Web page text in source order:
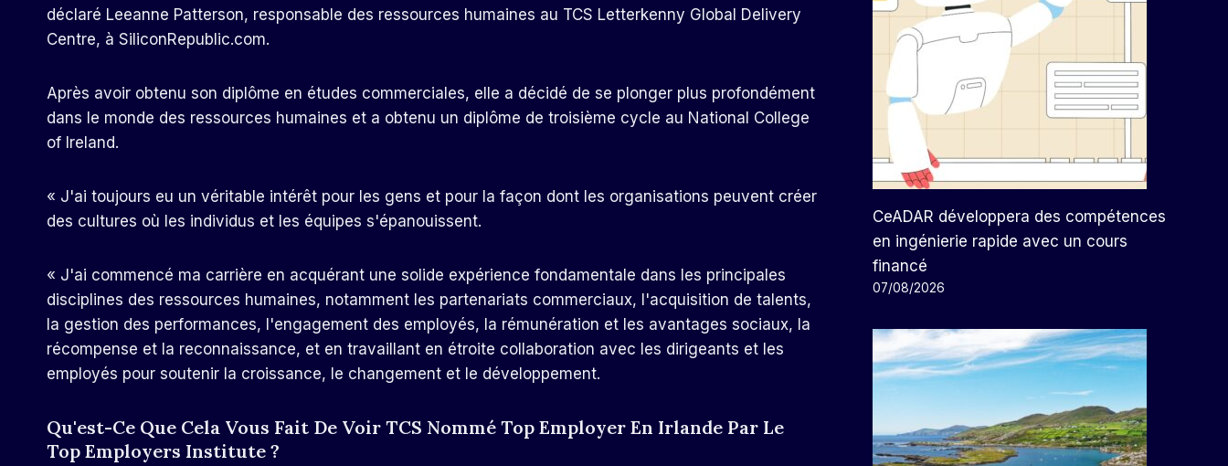
déclaré Leeanne Patterson, responsable des ressources humaines au TCS Letterkenny Global Delivery
Centre, à SiliconRepublic.com.
Après avoir obtenu son diplôme en études commerciales, elle a décidé de se plonger plus profondément
dans le monde des ressources humaines et a obtenu un diplôme de troisième cycle au National College
of Ireland.
« J'ai toujours eu un véritable intérêt pour les gens et pour la façon dont les organisations peuvent créer
des cultures où les individus et les équipes s'épanouissent.
« J'ai commencé ma carrière en acquérant une solide expérience fondamentale dans les principales
disciplines des ressources humaines, notamment les partenariats commerciaux, l'acquisition de talents,
la gestion des performances, l'engagement des employés, la rémunération et les avantages sociaux, la
récompense et la reconnaissance, et en travaillant en étroite collaboration avec les dirigeants et les
employés pour soutenir la croissance, le changement et le développement.
Qu'est-Ce Que Cela Vous Fait De Voir TCS Nommé Top Employer En Irlande Par Le
Top Employers Institute ?
CeADAR développera des compétences
en ingénierie rapide avec un cours
financé
07/08/2026